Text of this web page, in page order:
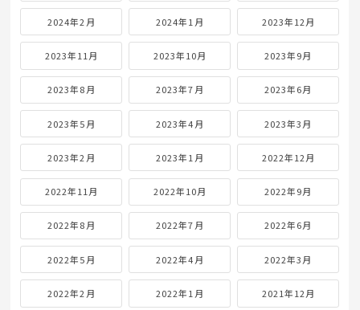
2024年2月 2024年1月 2023年12月
2023年11月 2023年10月 2023年9月
2023年8月 2023年7月 2023年6月
2023年5月 2023年4月 2023年3月
2023年2月 2023年1月 2022年12月
2022年11月 2022年10月 2022年9月
2022年8月 2022年7月 2022年6月
2022年5月 2022年4月 2022年3月
2022年2月 2022年1月 2021年12月